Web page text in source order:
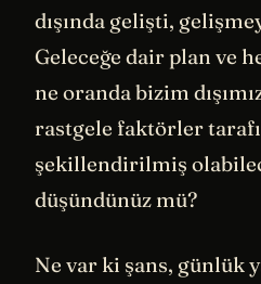
dışında gelişti,
Geleceğe dair plan ve
ne oranda bizim
rastgele faktörler
şekillendirilmiş
düşündünüz mü?
Ne var ki şans, günlük